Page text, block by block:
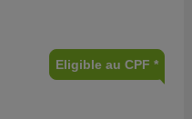
Eligible au CPF *